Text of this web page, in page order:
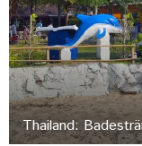
Thailand: